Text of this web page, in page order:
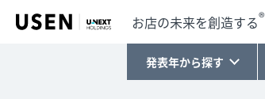
お店の未来を創造する®
発表年から探す